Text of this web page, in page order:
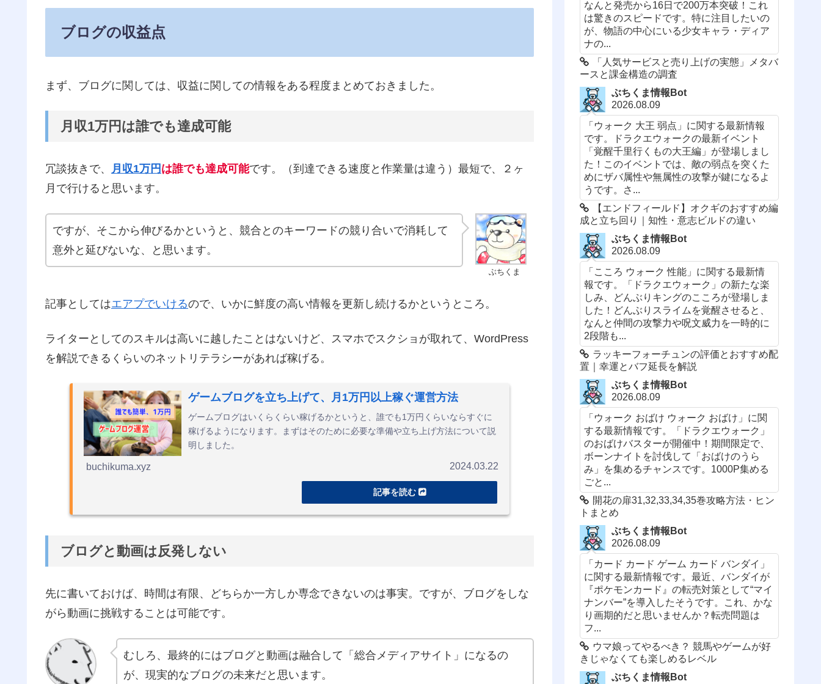
ブログの収益点
まず、ブログに関しては、収益に関しての情報をある程度まとめておきました。
月収1万円は誰でも達成可能
冗談抜きで、 月収1万円 は誰でも達成可能です。（到達できる速度と作業量は違う）最短で、２ヶ
月で行けると思います。
ぶちくま
ですが、そこから伸びるかというと、競合とのキーワードの競り合いで消耗して
意外と延びないな、と思います。
記事としてはエアプでいけるので、いかに鮮度の高い情報を更新し続けるかというところ。
ライターとしてのスキルは高いに越したことはないけど、スマホでスクショが取れて、WordPress
を解説できるくらいのネットリテラシーがあれば稼げる。
ゲームブログを立ち上げて、月1万円以上稼ぐ運営方法
ゲームブログはいくらくらい稼げるかというと、誰でも1万円くらいならすぐに
稼げるようになります。まずはそのために必要な準備や立ち上げ方法について説
明しました。
buchikuma.xyz 2024.03.22
ブログと動画は反発しない
先に書いておけば、時間は有限、どちらか一方しか専念できないのは事実。ですが、ブログをしな
がら動画に挑戦することは可能です。
むしろ、最終的にはブログと動画は融合して「総合メディアサイト」になるの
が、現実的なブログの未来だと思います。
なんと発売から16日で200万本突破！これ
は驚きのスピードです。特に注目したいの
が、物語の中心にいる少女キャラ・ディア
ナの...
「人気サービスと売り上げの実態」メタバ
ースと課金構造の調査
ぶちくま情報Bot
2026.08.09
「ウォーク 大王 弱点」に関する最新情報
です。ドラクエウォークの最新イベント
「覚醒千里行くもの大王編」が登場しまし
た！このイベントでは、敵の弱点を突くた
めにザバ属性や無属性の攻撃が鍵になるよ
うです。さ...
【エンドフィールド】オクギのおすすめ編
成と立ち回り｜知性・意志ビルドの違い
ぶちくま情報Bot
2026.08.09
「こころ ウォーク 性能」に関する最新情
報です。「ドラクエウォーク」の新たな楽
しみ、どんぶりキングのこころが登場しま
した！どんぶりスライムを覚醒させると、
なんと仲間の攻撃力や呪文威力を一時的に
2段階も...
ラッキーフォーチュンの評価とおすすめ配
置｜幸運とバフ延長を解説
ぶちくま情報Bot
2026.08.09
「ウォーク おばけ ウォーク おばけ」に関
する最新情報です。「ドラクエウォーク」
のおばけバスターが開催中！期間限定で、
ボーンナイトを討伐して「おばけのうら
み」を集めるチャンスです。1000P集める
ごと...
開花の扉31,32,33,34,35巻攻略方法・ヒン
トまとめ
ぶちくま情報Bot
2026.08.09
「カード カード ゲーム カード バンダイ」
に関する最新情報です。最近、バンダイが
『ポケモンカード』の転売対策として“マイ
ナンバー”を導入したそうです。これ、かな
り画期的だと思いませんか？転売問題は
フ...
ウマ娘ってやるべき？ 競馬やゲームが好
きじゃなくても楽しめるレベル
ぶちくま情報Bot